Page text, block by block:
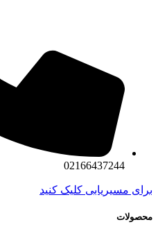
02166437244
برای مسیریابی کلیک کنید
محصولات